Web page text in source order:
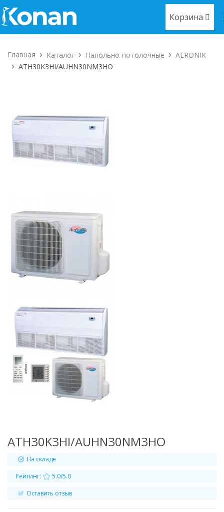
Корзина
Главная Каталог Напольно-потолочные
AERONIK
ATH30K3HI/AUHN30NM3HO
ATH30K3HI/AUHN30NM3HO
На складе
Рейтинг:
5.0/5.0
Оставить отзыв